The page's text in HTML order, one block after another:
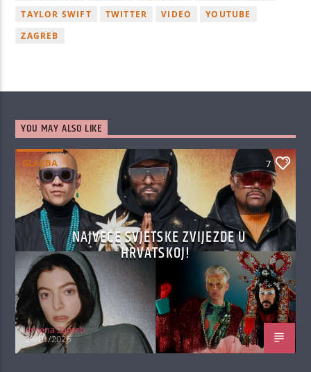
TAYLOR SWIFT
TWITTER VIDEO
YOUTUBE
ZAGREB
YOU MAY ALSO LIKE
GLAZBA 7
NAJVEĆE SVJETSKE ZVIJEZDE U
HRVATSKOJ!
Antena Zagreb
29/01/2026